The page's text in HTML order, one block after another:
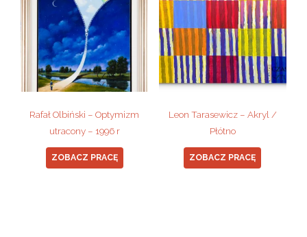
Rafał Olbiński – Optymizm
utracony – 1996 r
ZOBACZ PRACĘ
Leon Tarasewicz – Akryl /
Płótno
ZOBACZ PRACĘ